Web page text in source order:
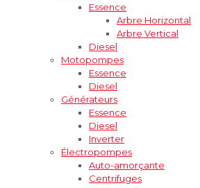
Essence
Arbre Horizontal
Arbre Vertical
Diesel
Motopompes
Essence
Diesel
Générateurs
Essence
Diesel
Inverter
Électropompes
Auto-amorçante
Centrifuges